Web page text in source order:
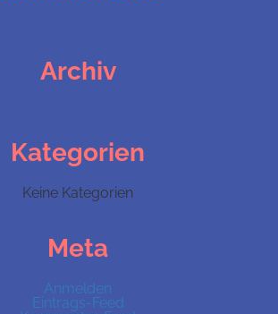
Archiv
Kategorien
Keine Kategorien
Meta
Anmelden
Eintrags-Feed